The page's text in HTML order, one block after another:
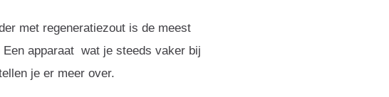
met regeneratiezout is de meest
apparaat wat je steeds vaker bij
je er meer over.